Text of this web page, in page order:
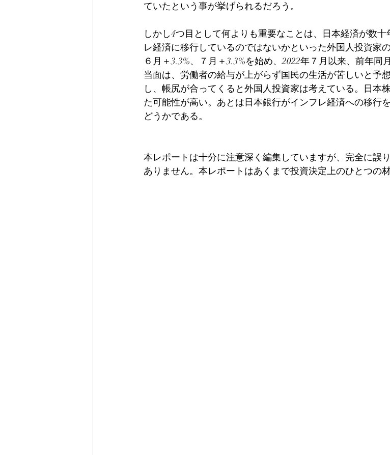
ていたという事が挙げられるだろう。
しかし4つ目として何よりも重要なことは、日本経済が数
レ経済に移行しているのではないかといった外国人投資家
６月＋3.3%、７月＋3.3%を始め、2022年７月以来、前年同
当面は、労働者の給与が上がらず国民の生活が苦しいと予
し、帳尻が合ってくると外国人投資家は考えている。日本
た可能性が高い。あとは日本銀行がインフレ経済への移行
どうかである。
本レポートは十分に注意深く編集していますが、完全に誤
ありません。本レポートはあくまで投資決定上のひとつの